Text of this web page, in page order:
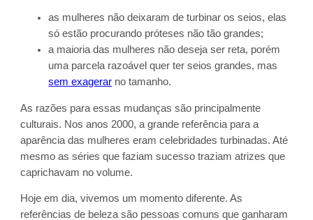
as mulheres não deixaram de turbinar os seios, elas
só estão procurando próteses não tão grandes;
a maioria das mulheres não deseja ser reta, porém
uma parcela razoável quer ter seios grandes, mas
sem exagerar no tamanho.
As razões para essas mudanças são principalmente
culturais. Nos anos 2000, a grande referência para a
aparência das mulheres eram celebridades turbinadas. Até
mesmo as séries que faziam sucesso traziam atrizes que
caprichavam no volume.
Hoje em dia, vivemos um momento diferente. As
referências de beleza são pessoas comuns que ganharam